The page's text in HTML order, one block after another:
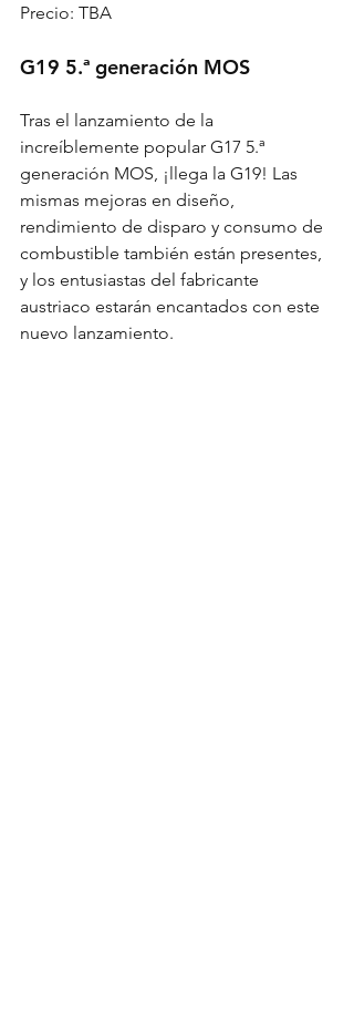
Precio: TBA
G19 5.ª generación MOS
Tras el lanzamiento de la
increíblemente popular G17 5.ª
generación MOS, ¡llega la G19! Las
mismas mejoras en diseño,
rendimiento de disparo y consumo de
combustible también están presentes,
y los entusiastas del fabricante
austriaco estarán encantados con este
nuevo lanzamiento.